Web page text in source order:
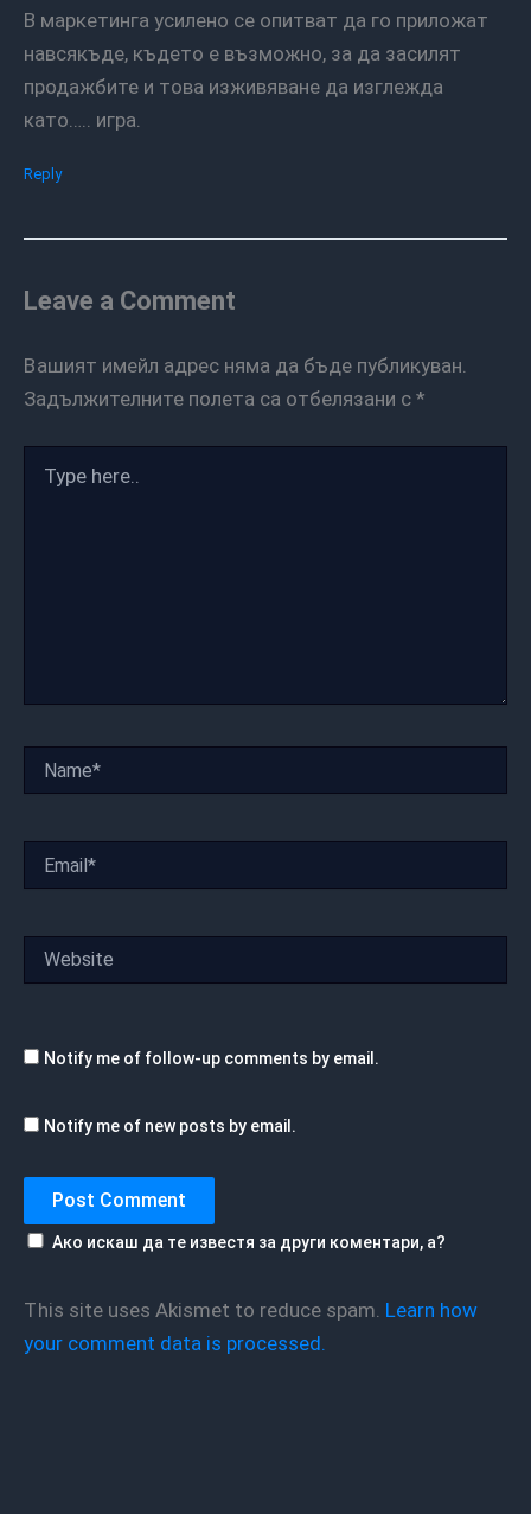
В маркетинга усилено се опитват да го приложат
навсякъде, където е възможно, за да засилят
продажбите и това изживяване да изглежда
като….. игра.
Reply
Leave a Comment
Вашият имейл адрес няма да бъде публикуван.
Задължителните полета са отбелязани с *
here..
Notify me of follow-up comments by email.
Notify me of new posts by email.
Ако искаш да те известя за други коментари, а?
This site uses Akismet to reduce spam. Learn how
your comment data is processed.